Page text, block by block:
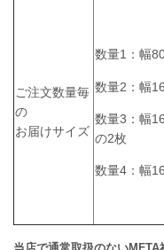
ご注文数量毎
の
お届けサイズ
数量1：幅
数量2：幅
数量3：幅
の2枚
数量4：幅